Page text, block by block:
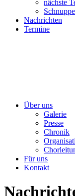
nächste
Nachrichten
Termine
Über uns
Galerie
Presse
Chronik
Für uns
Kontakt